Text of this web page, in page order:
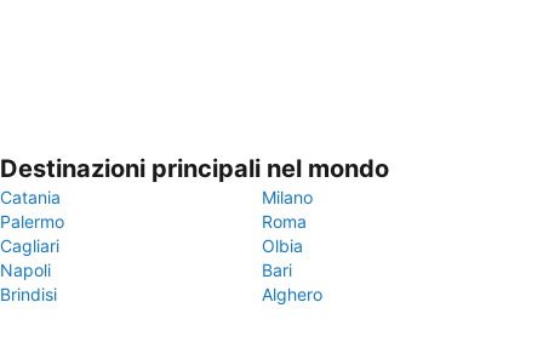
Destinazioni principali nel mondo
Catania
Milano
Palermo
Roma
Cagliari
Olbia
Napoli
Bari
Brindisi
Alghero